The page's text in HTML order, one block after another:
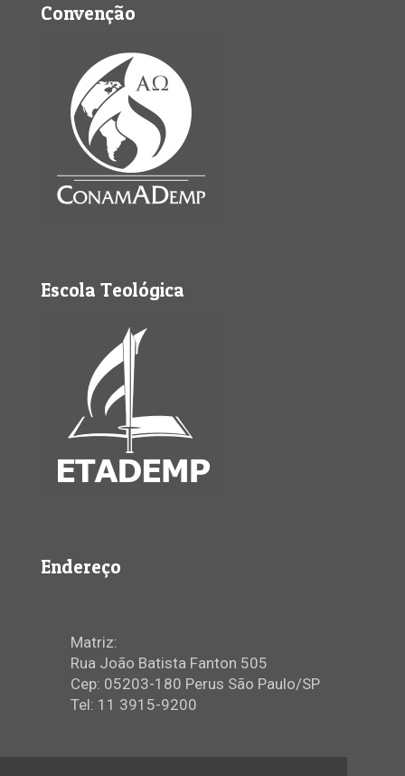
Convenção
Escola Teológica
Endereço
Matriz:
Rua João Batista Fanton 505
Cep: 05203-180 Perus São Paulo/SP
Tel: 11 3915-9200